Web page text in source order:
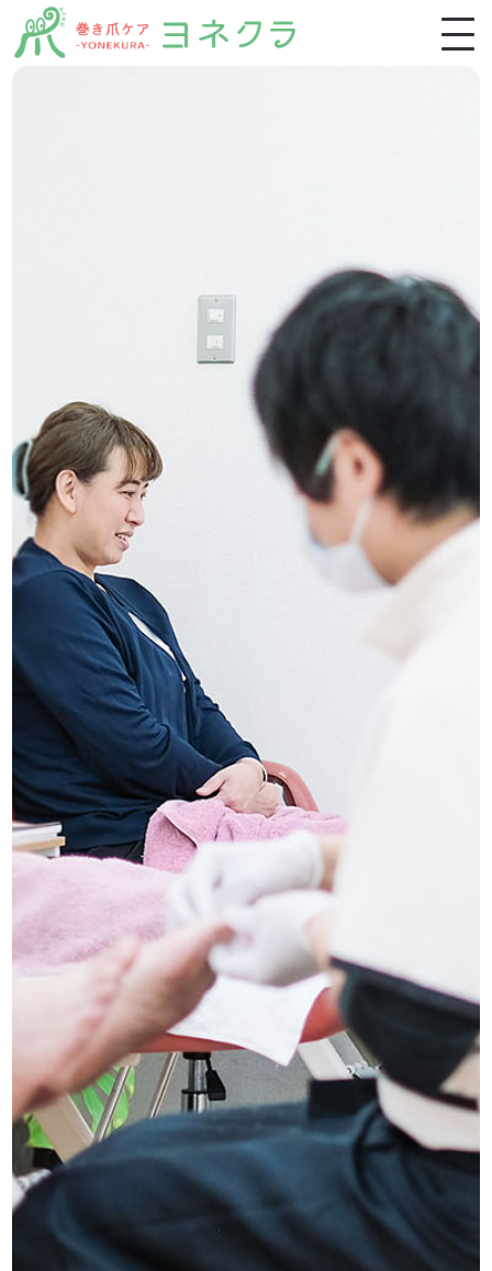
スクール生募集
稲毛店アクセス・ご予約
船橋店アクセス・ご予約
求人情報
お問い合わせ
プライバシーポリシー